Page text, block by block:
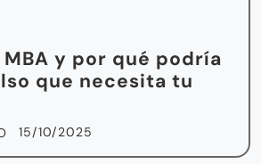
MBA y por qué podría
que necesita tu
15/10/2025